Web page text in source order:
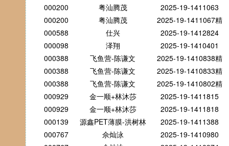
000200
粤汕腾茂
2025-19-1411063
000200
粤汕腾茂
2025-19-1411067精
000588
仕兴
2025-19-1412824
000098
泽翔
2025-19-1410401
000388
飞鱼营-陈谦文
2025-19-1410838精
000388
飞鱼营-陈谦文
2025-19-1410833精
000388
飞鱼营-陈谦文
2025-19-1410802精
000929
金一顺+林沐莎
2025-19-1411815
000929
金一顺+林沐莎
2025-19-1411818
000139
源鑫PET薄膜-洪树林
2025-19-1411388
000767
佘灿泳
2025-19-1410980